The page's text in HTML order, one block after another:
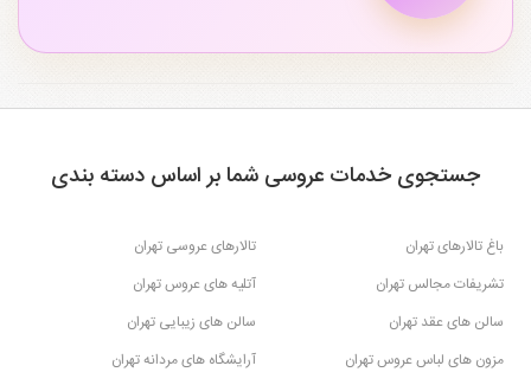
جستجوی خدمات عروسی شما بر اساس دسته بندی
باغ تالارهای تهران
تالارهای عروسی تهران
تشریفات مجالس تهران
آتلیه های عروس تهران
سالن های عقد تهران
سالن های زیبایی تهران
مزون های لباس عروس تهران
آرایشگاه های مردانه تهران